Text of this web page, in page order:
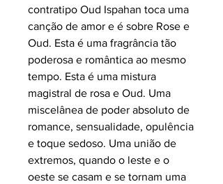
contratipo Oud Ispahan toca uma
canção de amor e é sobre Rose e
Oud. Esta é uma fragrância tão
poderosa e romântica ao mesmo
tempo. Esta é uma mistura
magistral de rosa e Oud. Uma
miscelânea de poder absoluto de
romance, sensualidade, opulência
e toque sedoso. Uma união de
extremos, quando o leste e o
oeste se casam e se tornam uma